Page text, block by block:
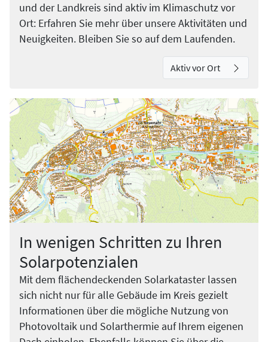
und der Landkreis sind aktiv im Klimaschutz vor
Ort: Erfahren Sie mehr über unsere Aktivitäten und
Neuigkeiten. Bleiben Sie so auf dem Laufenden.
Aktiv vor Ort
In wenigen Schritten zu Ihren
Solarpotenzialen
Mit dem flächendeckenden Solarkataster lassen
sich nicht nur für alle Gebäude im Kreis gezielt
Informationen über die mögliche Nutzung von
Photovoltaik und Solarthermie auf Ihrem eigenen